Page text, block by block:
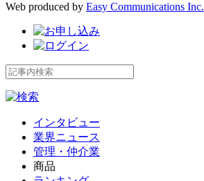
Web produced by Easy Communications Inc.
インタビュー
業界ニュース
管理・仲介業
商品